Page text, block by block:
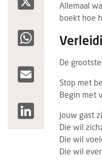
WhatsApp
Allemaal
boekt hoe
De
Stop met
Begin met
Jouw gast
Die wil
Die wil
Die wil